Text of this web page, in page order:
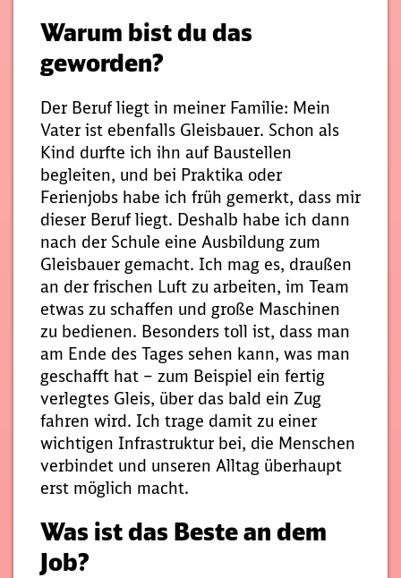
Warum bist du das
geworden?
Der Beruf liegt in meiner Familie: Mein
Vater ist ebenfalls Gleisbauer. Schon als
Kind durfte ich ihn auf Baustellen
begleiten, und bei Praktika oder
Ferienjobs habe ich früh gemerkt, dass mir
dieser Beruf liegt. Deshalb habe ich dann
nach der Schule eine Ausbildung zum
Gleisbauer gemacht. Ich mag es, draußen
an der frischen Luft zu arbeiten, im Team
etwas zu schaffen und große Maschinen
zu bedienen. Besonders toll ist, dass man
am Ende des Tages sehen kann, was man
geschafft hat – zum Beispiel ein fertig
verlegtes Gleis, über das bald ein Zug
fahren wird. Ich trage damit zu einer
wichtigen Infrastruktur bei, die Menschen
verbindet und unseren Alltag überhaupt
erst möglich macht.
Was ist das Beste an dem
Job?